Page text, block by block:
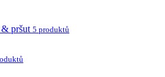
& pršut 5 produktů